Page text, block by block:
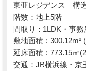
東亜レジデンス 構
階数：地上5階
間取り：1LDK・事務
敷地面積：300.12m²
延床面積：773.15㎡
交通：JR横浜線・京